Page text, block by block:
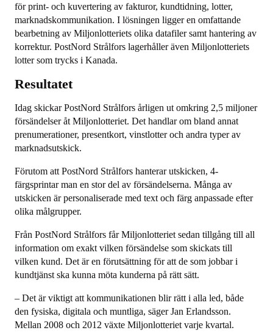
för print- och kuvertering av fakturor, kundtidning, lotter,
marknadskommunikation. I lösningen ligger en omfattande
bearbetning av Miljonlotteriets olika datafiler samt hantering av
korrektur. PostNord Strålfors lagerhåller även Miljonlotteriets
lotter som trycks i Kanada.
Resultatet
Idag skickar PostNord Strålfors årligen ut omkring 2,5 miljoner
försändelser åt Miljonlotteriet. Det handlar om bland annat
prenumerationer, presentkort, vinstlotter och andra typer av
marknadsutskick.
Förutom att PostNord Strålfors hanterar utskicken, 4-
färgsprintar man en stor del av försändelserna. Många av
utskicken är personaliserade med text och färg anpassade efter
olika målgrupper.
Från PostNord Strålfors får Miljonlotteriet sedan tillgång till all
information om exakt vilken försändelse som skickats till
vilken kund. Det är en förutsättning för att de som jobbar i
kundtjänst ska kunna möta kunderna på rätt sätt.
– Det är viktigt att kommunikationen blir rätt i alla led, både
den fysiska, digitala och muntliga, säger Jan Erlandsson.
Mellan 2008 och 2012 växte Miljonlotteriet varje kvartal.